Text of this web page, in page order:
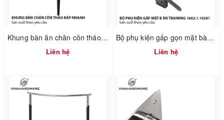
Khung bàn ăn chân côn tháo ráp nhanh 2300.1.73736
Liên hệ
Bộ phụ kiện gấp gọn mặt bàn training 1602.1.10281
Liên hệ